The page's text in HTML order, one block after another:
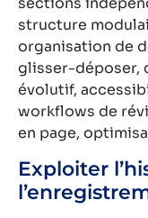
Exploiter